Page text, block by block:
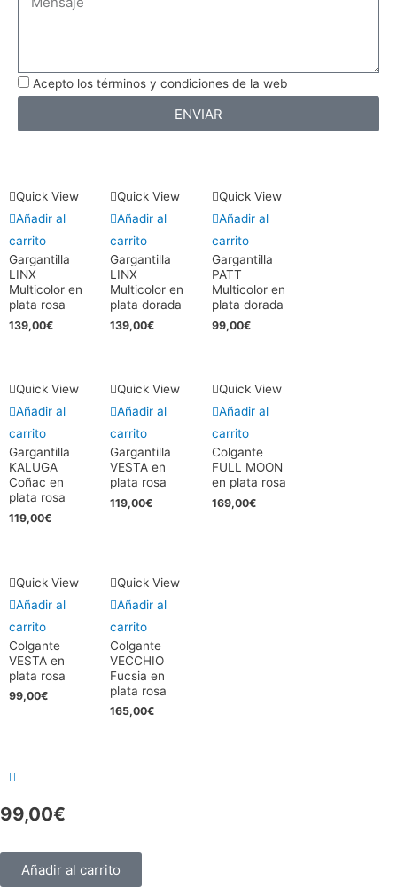
Acepto los términos y condiciones de la web
ENVIAR
Quick View
Añadir al
carrito
Gargantilla
LINX
Multicolor en
plata rosa
139,00€
Quick View
Añadir al
carrito
Gargantilla
LINX
Multicolor en
plata dorada
139,00€
Quick View
Añadir al
carrito
Gargantilla
PATT
Multicolor en
plata dorada
99,00€
Quick View
Añadir al
carrito
Gargantilla
KALUGA
Coñac en
plata rosa
119,00€
Quick View
Añadir al
carrito
Gargantilla
VESTA en
plata rosa
119,00€
Quick View
Añadir al
carrito
Colgante
FULL MOON
en plata rosa
169,00€
Quick View
Añadir al
carrito
Colgante
VESTA en
plata rosa
99,00€
Quick View
Añadir al
carrito
Colgante
VECCHIO
Fucsia en
plata rosa
165,00€
99,00€
Añadir al carrito